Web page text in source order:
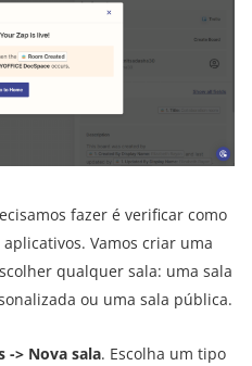
fazer é verificar como
Vamos criar uma
qualquer sala: uma sala
ou uma sala pública.
-> Nova sala. Escolha um tipo